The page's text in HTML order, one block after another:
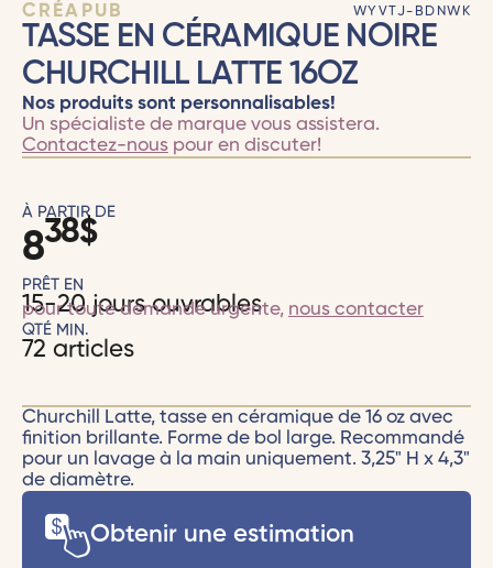
CRÉAPUB WYVTJ-BDNWK
TASSE EN CÉRAMIQUE NOIRE
CHURCHILL LATTE 16OZ
Nos produits sont personnalisables!
Un spécialiste de marque vous assistera.
Contactez-nouspour en discuter!
À PARTIR DE
838$
PRÊT EN
15-20 jours ouvrables
pour toute demande urgente, nous contacter
QTÉ MIN.
72 articles
Churchill Latte, tasse en céramique de 16 oz avec
finition brillante. Forme de bol large. Recommandé
pour un lavage à la main uniquement. 3,25" H x 4,3"
de diamètre.
Obtenir une estimation